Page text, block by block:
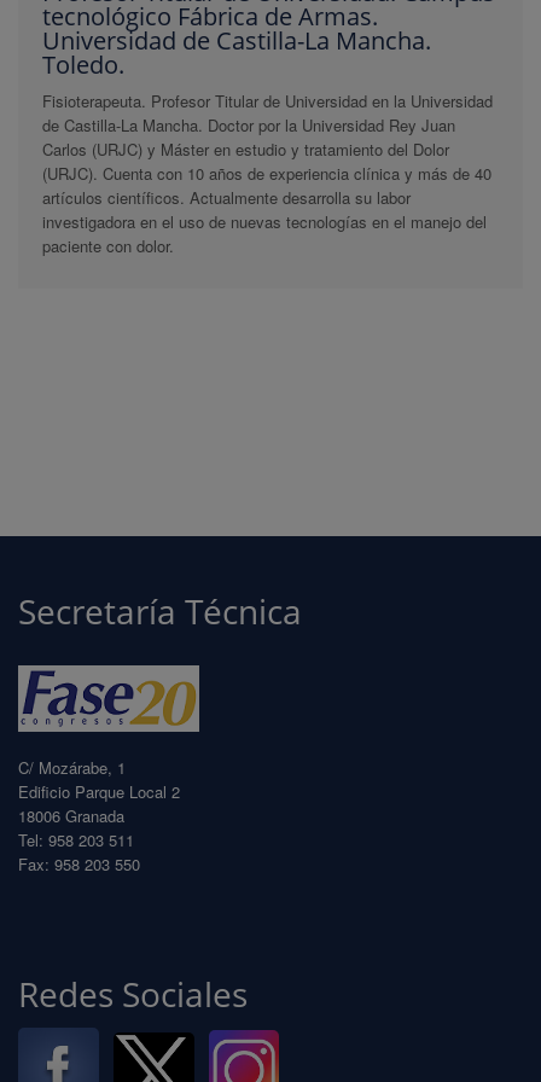
tecnológico Fábrica de Armas.
Universidad de Castilla-La Mancha.
Toledo.
Fisioterapeuta. Profesor Titular de Universidad en la Universidad
de Castilla-La Mancha. Doctor por la Universidad Rey Juan
Carlos (URJC) y Máster en estudio y tratamiento del Dolor
(URJC). Cuenta con 10 años de experiencia clínica y más de 40
artículos científicos. Actualmente desarrolla su labor
investigadora en el uso de nuevas tecnologías en el manejo del
paciente con dolor.
Secretaría Técnica
C/ Mozárabe, 1
Edificio Parque Local 2
18006 Granada
Tel: 958 203 511
Fax: 958 203 550
Redes Sociales